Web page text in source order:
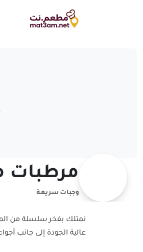
مرطبات
وجبات سريعة
نمتلك بفخر سلسلة من
عالية الجودة إلى جانب